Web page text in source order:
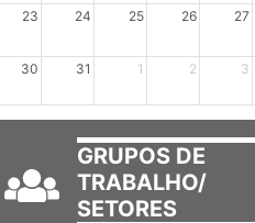
23 24 25 26 27
30 31 1 2 3
GRUPOS DE
TRABALHO/
SETORES